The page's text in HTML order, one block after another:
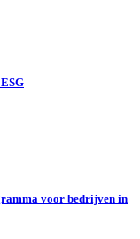
voor bedrijven in